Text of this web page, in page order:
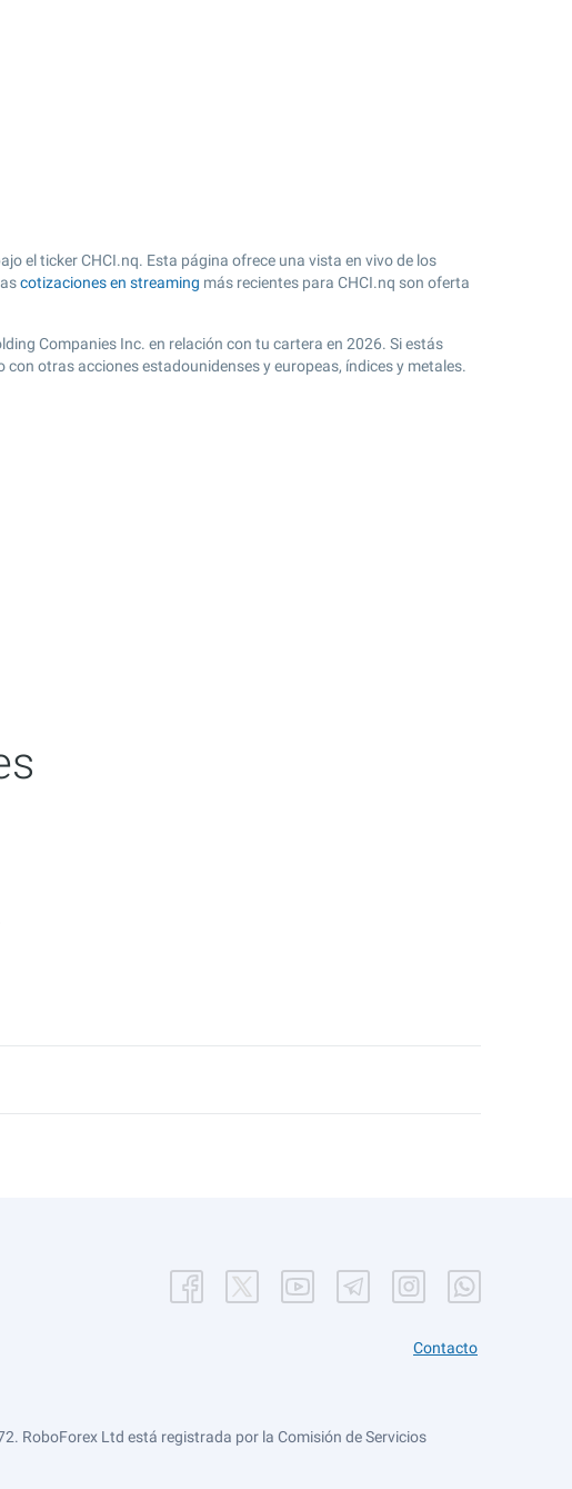
el ticker CHCI.nq. Esta página ofrece una vista en vivo de los
cotizaciones en streaming más recientes para CHCI.nq son oferta
Companies Inc. en relación con tu cartera en 2026. Si estás
otras acciones estadounidenses y europeas, índices y metales.
Contacto
RoboForex Ltd está registrada por la Comisión de Servicios